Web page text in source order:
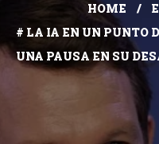
HOME
# LA IA EN UN PUNTO
UNA PAUSA EN SU